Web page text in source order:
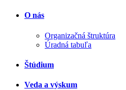
O nás
Organizačná štruktúra
Úradná tabuľa
Štúdium
Veda a výskum